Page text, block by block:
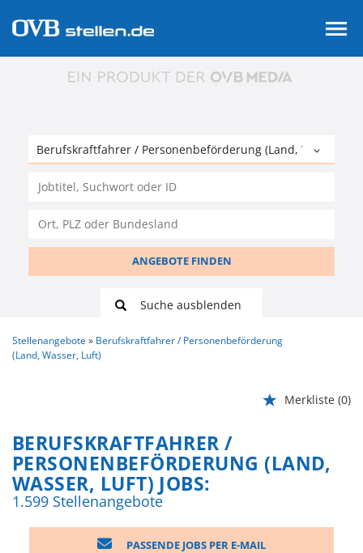
ANGEBOTE FINDEN
Suche ausblenden
Stellenangebote
Berufskraftfahrer / Personenbeförderung
(Land, Wasser, Luft)
Merkliste (0)
BERUFSKRAFTFAHRER /
PERSONENBEFÖRDERUNG (LAND,
WASSER, LUFT) JOBS:
1.599 Stellenangebote
PASSENDE JOBS PER E-MAIL